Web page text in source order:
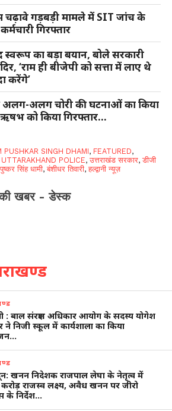
चढ़ावे गड़बड़ी मामले में SIT जांच के
गिरफ्तार
स्वरूप का बड़ा बयान, बोले सरकारी
‘राम ही बीजेपी को सत्ता में लाए थे
करेंगे’
अलग-अलग चोरी की घटनाओं का किया
को किया गिरफ्तार…
PUSHKAR SINGH DHAMI, FEATURED,
UTTARAKHAND POLICE,उत्तराखंड सरकार,डीजी
पुष्कर सिंह धामी,बंशीधर तिवारी,हल्द्वानी न्यूज़
की खबर - डेस्क
: बाल संरक्षण अधिकार आयोग के सदस्य योगेश
ने निजी स्कूल में कार्यशाला का किया
खनन निदेशक राजपाल लेघा के नेतृत्व में
करोड़ राजस्व लक्ष्य, अवैध खनन पर जीरो
के निर्देश…